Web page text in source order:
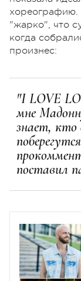
хореографию.
"жарко", что
когда
произнес:
"I LOVE
мне
знает,
поставил